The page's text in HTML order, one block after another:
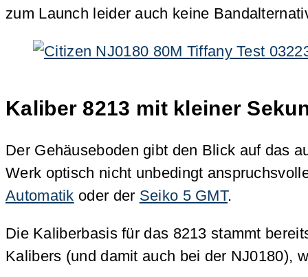
zum Launch leider auch keine
Kaliber 8213 mit kleiner
Der Gehäuseboden gibt den Blick auf das
Werk optisch nicht unbedingt
Automatik oder der Seiko 5 GMT.
Die Kaliberbasis für das 8213 stammt
Kalibers (und damit auch bei der NJ0180),